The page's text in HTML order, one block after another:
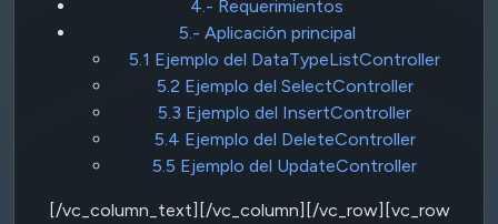
4.- Requerimientos
5.- Aplicación principal
5.1 Ejemplo del DataTypeListController
5.2 Ejemplo del SelectController
5.3 Ejemplo del InsertController
5.4 Ejemplo del DeleteController
5.5 Ejemplo del UpdateController
[/vc_column_text][/vc_column][/vc_row][vc_row